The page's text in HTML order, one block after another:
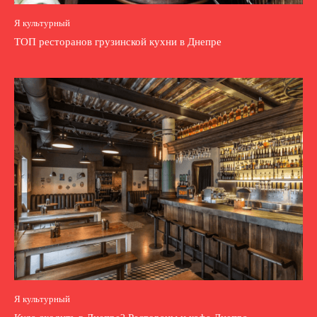
Я культурный
ТОП ресторанов грузинской кухни в Днепре
Я культурный